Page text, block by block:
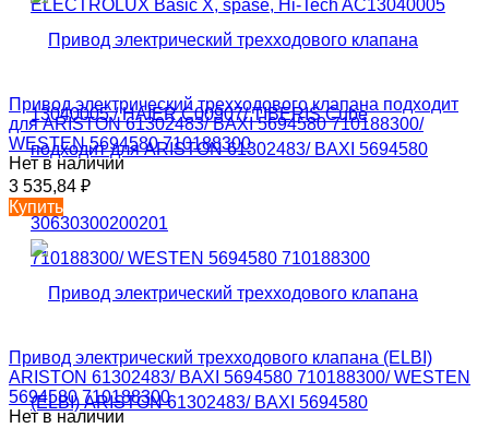
Привод электрический трехходового клапана подходит
для ARISTON 61302483/ BAXI 5694580 710188300/
WESTEN 5694580 710188300
Нет в наличии
3 535,84 ₽
Купить
Привод электрический трехходового клапана (ELBI)
ARISTON 61302483/ BAXI 5694580 710188300/ WESTEN
5694580 710188300
Нет в наличии